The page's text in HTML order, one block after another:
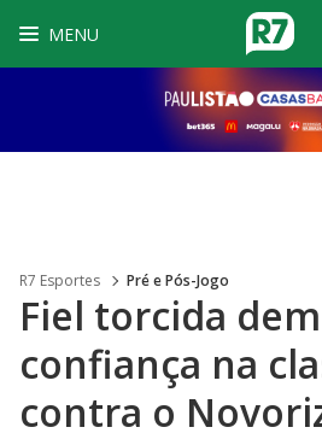
MENU
R7 Esportes Pré e Pós-Jogo
Fiel torcida
confiança na
contra o